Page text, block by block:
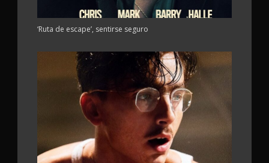
‘Ruta de escape’, sentirse seguro